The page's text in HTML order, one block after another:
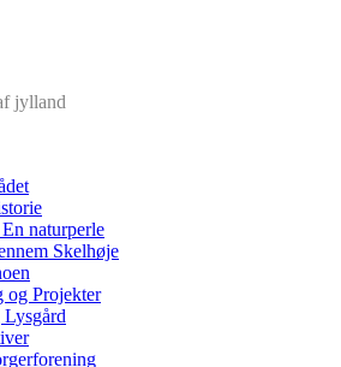
jylland
naturperle
Skelhøje
Projekter